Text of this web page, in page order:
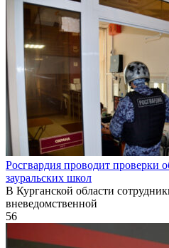
Росгвардия проводит проверки
зауральских школ
В Курганской области
вневедомственной
56